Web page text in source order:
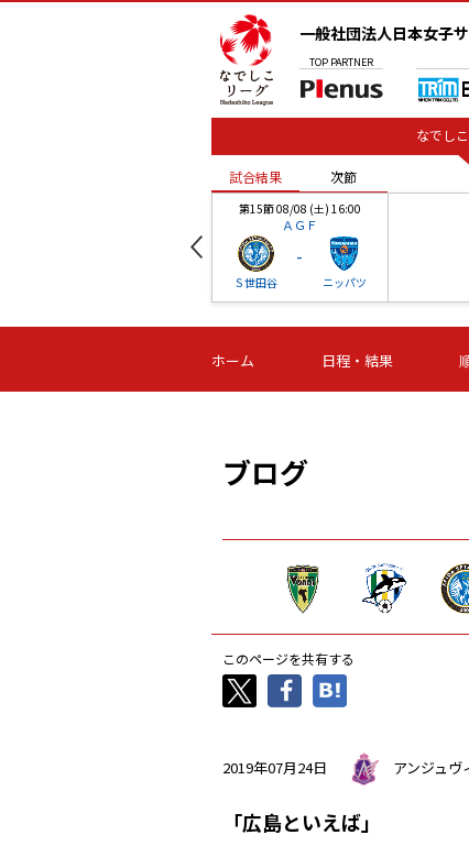
一般社団法人日本女子
TOP PARTNER
なでし
試合結果 次節
第15節 08/08 (土) 16:00
ＡＧＦ
Ｓ世田谷
-
ニッパツ
-
第16節 09/05 (土) 15:00
ニッパツ
-
第16節
試合結果 次節
ホーム 日程・結果
ブログ
このページを共有する
2019年07月24日 アンジュヴ
「広島といえば」